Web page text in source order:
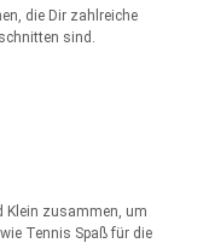
die Dir zahlreiche
sind.
Klein zusammen, um
Tennis Spaß für die